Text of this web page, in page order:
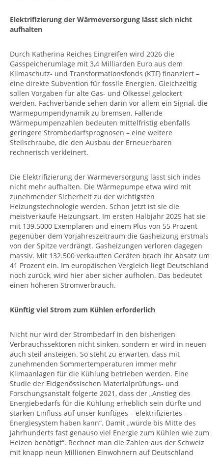
Elektrifizierung der Wärmeversorgung lässt sich nicht
aufhalten
Durch Katherina Reiches Eingreifen wird 2026 die
Gasspeicherumlage mit 3,4 Milliarden Euro aus dem
Klimaschutz- und Transformationsfonds (KTF) finanziert –
eine direkte Subvention für fossile Energien. Gleichzeitig
sollen Vorgaben für alte Gas- und Ölkessel gelockert
werden. Fachverbände sehen darin vor allem ein Signal, die
Wärmepumpendynamik zu bremsen. Fallende
Wärmepumpenzahlen bedeuten mittelfristig ebenfalls
geringere Strombedarfsprognosen – eine weitere
Stellschraube, die den Ausbau der Erneuerbaren
rechnerisch verkleinert.
Die Elektrifizierung der Wärmeversorgung lässt sich indes
nicht mehr aufhalten. Die Wärmepumpe etwa wird mit
zunehmender Sicherheit zu der wichtigsten
Heizungstechnologie werden. Schon jetzt ist sie die
meistverkaufe Heizungsart. Im ersten Halbjahr 2025 hat sie
mit 139.5000 Exemplaren und einem Plus von 55 Prozent
gegenüber dem Vorjahreszeitraum die Gasheizung erstmals
von der Spitze verdrängt. Gasheizungen verloren dagegen
massiv. Mit 132.500 verkauften Geräten brach ihr Absatz um
41 Prozent ein. Im europäischen Vergleich liegt Deutschland
noch zurück, wird hier aber sicher aufholen. Das bedeutet
einen höheren Stromverbrauch.
Künftig viel Strom zum Kühlen erforderlich
Nicht nur wird der Strombedarf in den bisherigen
Verbrauchssektoren nicht sinken, sondern er wird in neuen
auch steil ansteigen. So steht zu erwarten, dass mit
zunehmenden Sommertemperaturen immer mehr
Klimaanlagen für die Kühlung betrieben werden. Eine
Studie der Eidgenössischen Materialprüfungs- und
Forschungsanstalt folgerte 2021, dass der „Anstieg des
Energiebedarfs für die Kühlung erheblich sein dürfte und
starken Einfluss auf unser künftiges – elektrifiziertes –
Energiesystem haben kann“. Damit „würde bis Mitte des
Jahrhunderts fast genauso viel Energie zum Kühlen wie zum
Heizen benötigt“. Rechnet man die Zahlen aus der Schweiz
mit knapp neun Millionen Einwohnern auf Deutschland